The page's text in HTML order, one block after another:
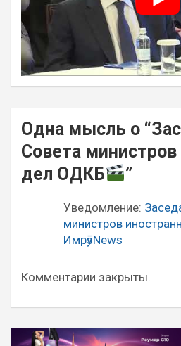
Навигация
по
записям
Одна мысль о “
Совета
дел ОДКБ
”
Уведомление:
министров
ИмрӯзNews
Комментарии закрыты.